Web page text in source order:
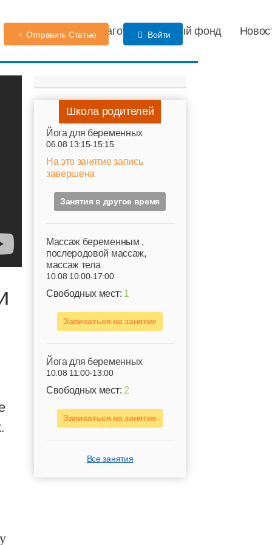
Детский сад Благотворительный фонд
Отправить Статью Войти
Школа родителей
Йога для беременных
06.08 13:15-15:15
На это занятие запись
завершена
Занятия в другое время
Mассаж беременным ,
послеродовой массаж,
массаж тела
10.08 10:00-17:00
Свободных мест: 1
Записаться на занятие
Йога для беременных
10.08 11:00-13:00
Свободных мест: 2
Записаться на занятие
Все занятия